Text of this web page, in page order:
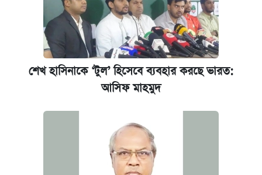
শেখ হাসিনাকে ‘টুল’ হিসেবে ব্যবহার করছে ভারত:
আসিফ মাহমুদ